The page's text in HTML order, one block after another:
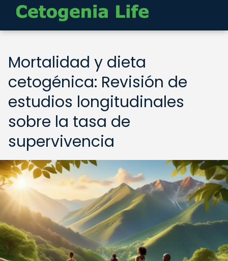
Mortalidad y dieta
cetogénica: Revisión de
estudios longitudinales
sobre la tasa de
supervivencia